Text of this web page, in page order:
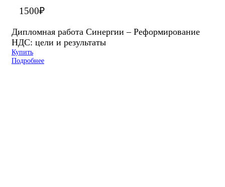
1500₽
Дипломная работа Синергии – Реформирование
НДС: цели и результаты
Купить
Подробнее